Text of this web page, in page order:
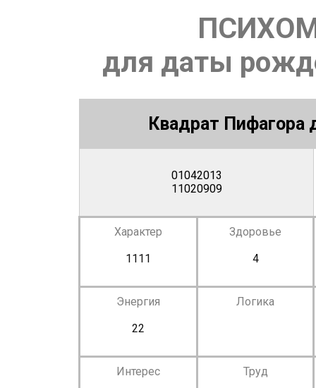
для даты
Квадрат Пифагора
01042013
11020909
Характер
1111
Здоровье
4
Энергия
22
Логика
Интерес
Труд